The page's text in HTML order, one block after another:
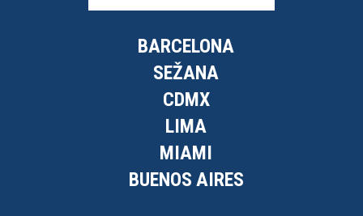
BARCELONA
SEŽANA
CDMX
LIMA
MIAMI
BUENOS AIRES